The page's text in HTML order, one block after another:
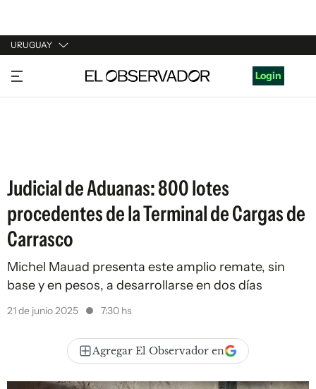
URUGUAY
URUGUAY
ARGENTINA
Login
Judicial de Aduanas: 800 lotes
procedentes de la Terminal de Cargas de
Carrasco
Michel Mauad presenta este amplio remate, sin
base y en pesos, a desarrollarse en dos días
21 de junio 2025 7:30 hs
Agregar El Observador en